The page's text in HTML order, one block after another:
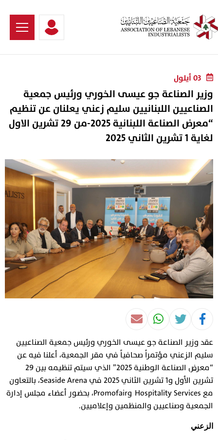
03 أيلول
وزير الصناعة جو عيسى الخوري ورئيس جمعية
الصناعيين اللبنانيين سليم زعني يعلنان عن تنظيم
“معرض الصناعة اللبنانية 2025-من 29 تشرين الاول
لغاية 1 تشرين الثاني 2025
عقد وزير الصناعة جو عيسى الخوري ورئيس جمعية الصناعيين
سليم الزعني مؤتمراً صحافياً في مقر الجمعية، أعلنا فيه عن
“معرض الصناعة الوطنية 2025” الذي سيتم تنظيمه بين 29
تشرين الأول و1 تشرين الثاني 2025 في Seaside Arena، بالتعاون
مع Hospitality Services وPromofair، بحضور أعضاء مجلس إدارة
الجمعية وصناعيين والمنظمين وإعلاميين.
الزعني